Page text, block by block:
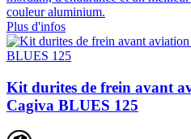
couleur aluminium.
Plus d'infos
Kit durites de frein avant
Cagiva BLUES 125